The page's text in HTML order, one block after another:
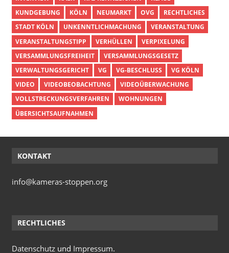
KUNDGEBUNG
KÖLN NEUMARKT OVG
RECHTLICHES
STADT KÖLN
UNKENNTLICHMACHUNG
VERANSTALTUNG
VERANSTALTUNGSTIPP
VERHÜLLEN
VERPIXELUNG
VERSAMMLUNGSFREIHEIT
VERSAMMLUNGSGESETZ
VERWALTUNGSGERICHT
VG VG-BESCHLUSS
VG KÖLN
VIDEO
VIDEOBEOBACHTUNG
VIDEOÜBERWACHUNG
VOLLSTRECKUNGSVERFAHREN
WOHNUNGEN
ÜBERSICHTSAUFNAHMEN
KONTAKT
info@kameras-stoppen.org
RECHTLICHES
Datenschutzund Impressum.